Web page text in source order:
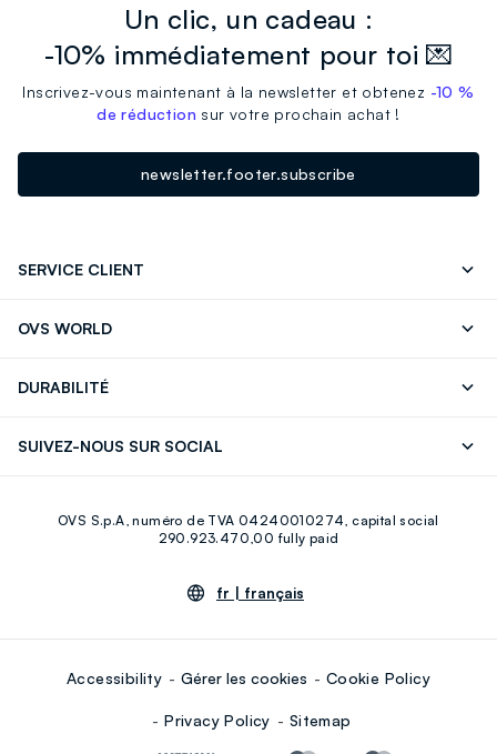
Un clic, un cadeau :
-10% immédiatement pour toi 💌
Inscrivez-vous maintenant à la newsletter et obtenez -10 %
de réduction sur votre prochain achat !
newsletter.footer.subscribe
SERVICE CLIENT
OVS WORLD
DURABILITÉ
SUIVEZ-NOUS SUR SOCIAL
Youtube Linkedin
OVS S.p.A, numéro de TVA 04240010274, capital social
290.923.470,00 fully paid
fr | français
Accessibility Gérer les cookies Cookie Policy
Privacy Policy Sitemap